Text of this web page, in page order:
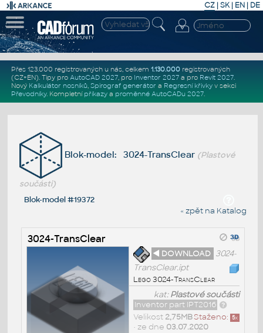
CZ | SK| EN | DE
Přes 123.000 registrovaných u nás, celkem 1.130.000registrovaných
(CZ+EN). Tipy pro AutoCAD 2027, pro Inventor 2027a pro Revit 2027.
Nový Kalkulátor nosníků, Spirograf generátor a Regresní křivkyv sekci
Převodníky. Kompletní příkazya proměnné AutoCADu 2027.
Blok-model: 3024-TransClear (Plastové
součásti)
Blok-model #19372
« zpět na Katalog
3024-TransClear
◄ DOWNLOAD 3024-
TransClear.ipt
Lego 3024-TransClear
kat:Plastové součásti
Inventor part IPT2016
Staženo: 5x
Velikost 2,75MB
• ze dne 03.07.2020